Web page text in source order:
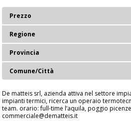
Prezzo
Regione
Provincia
Comune/Città
De matteis srl, azienda attiva nel settore
impianti termici, ricerca un operaio
team. orario: full-time l’aquila, poggio
commerciale@dematteis.it